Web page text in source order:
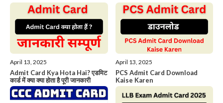
April 13, 2025
Admit Card Kya Hota Hai? एडमिट
कार्ड में क्या क्या होता है पूरी जानकारी
April 13, 2025
PCS Admit Card Download
Kaise Karen